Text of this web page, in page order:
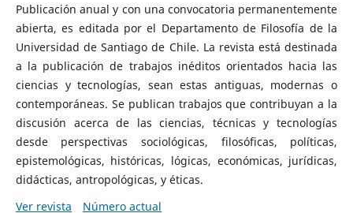
Publicación anual y con una convocatoria permanentemente
abierta, es editada por el Departamento de Filosofía de la
Universidad de Santiago de Chile. La revista está destinada
a la publicación de trabajos inéditos orientados hacia las
ciencias y tecnologías, sean estas antiguas, modernas o
contemporáneas. Se publican trabajos que contribuyan a la
discusión acerca de las ciencias, técnicas y tecnologías
desde perspectivas sociológicas, filosóficas, políticas,
epistemológicas, históricas, lógicas, económicas, jurídicas,
didácticas, antropológicas, y éticas.
Ver revista
Número actual